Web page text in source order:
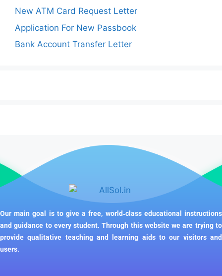
New ATM Card Request Letter
Application For New Passbook
Bank Account Transfer Letter
Our main goal is to give a free, world‑class educational instructions
and guidance to every student. Through this website we are trying to
provide qualitative teaching and learning aids to our visitors and
users.